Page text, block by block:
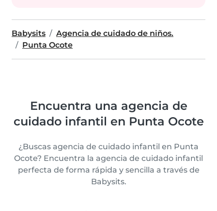
Babysits
Agencia de cuidado de niños.
Punta Ocote
Encuentra una agencia de
cuidado infantil en Punta Ocote
¿Buscas agencia de cuidado infantil en Punta
Ocote? Encuentra la agencia de cuidado infantil
perfecta de forma rápida y sencilla a través de
Babysits.